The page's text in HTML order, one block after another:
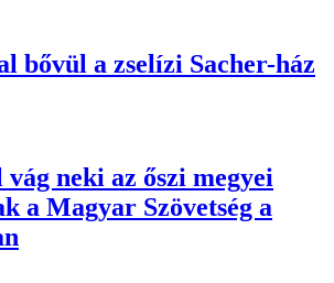
bővül a zselízi Sacher-ház
neki az őszi megyei
a Magyar Szövetség a